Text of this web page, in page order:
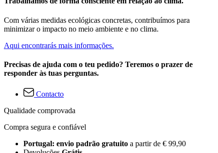
Com várias medidas ecológicas concretas, contribuímos para
minimizar o impacto no meio ambiente e no clima.
Aqui encontrarás mais informações.
Precisas de ajuda com o teu pedido? Teremos o prazer de
responder às tuas perguntas.
Contacto
Qualidade comprovada
Compra segura e confiável
Portugal: envio padrão gratuito a partir de € 99,90